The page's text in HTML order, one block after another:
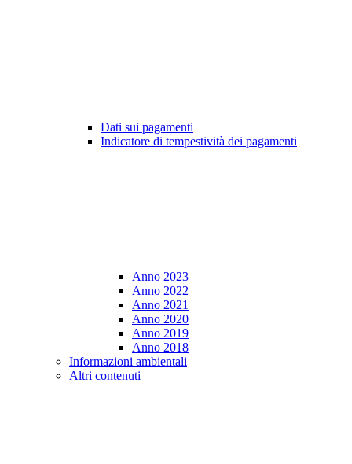
Dati sui pagamenti
Indicatore di tempestività dei pagamenti
Anno 2023
Anno 2022
Anno 2021
Anno 2020
Anno 2019
Anno 2018
Informazioni ambientali
Altri contenuti